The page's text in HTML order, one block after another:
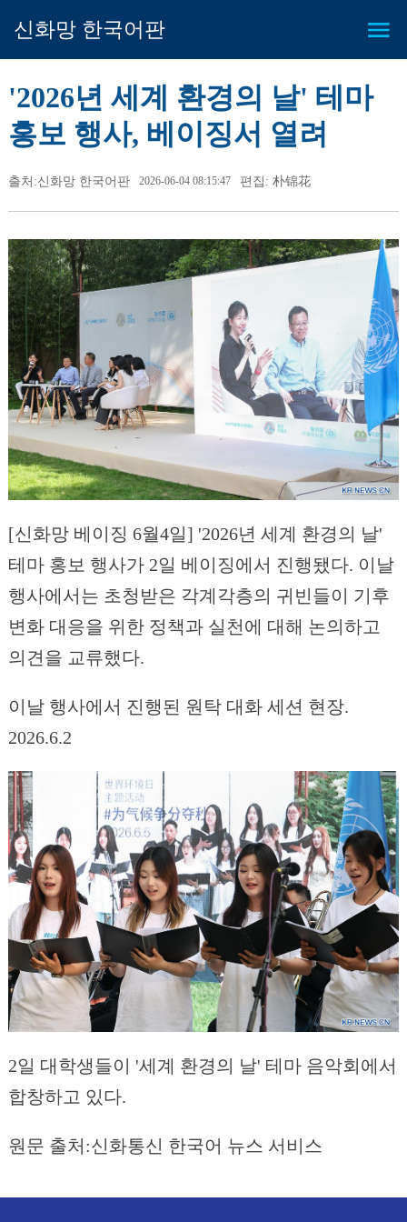
신화망 한국어판
'2026년 세계 환경의 날' 테마
홍보 행사, 베이징서 열려
출처:신화망 한국어판 2026-06-04 08:15:47 편집: 朴锦花
[신화망 베이징 6월4일] '2026년 세계 환경의 날'
테마 홍보 행사가 2일 베이징에서 진행됐다. 이날
행사에서는 초청받은 각계각층의 귀빈들이 기후
변화 대응을 위한 정책과 실천에 대해 논의하고
의견을 교류했다.
이날 행사에서 진행된 원탁 대화 세션 현장.
2026.6.2
2일 대학생들이 '세계 환경의 날' 테마 음악회에서
합창하고 있다.
원문 출처:신화통신 한국어 뉴스 서비스